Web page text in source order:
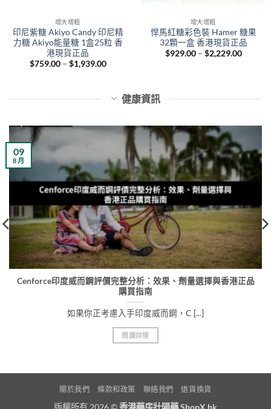
增大增粗
印尼紫糖 Akiyo Candy 印尼精
力糖 Akiyo能量糖 1盒25粒 香
港現貨正品
$759.00 – $1,939.00Price
$1,939.00
增大增粗
悍馬紅糖彩色裝 Hamer 糖果
32顆一盒 香港現貨正品
$929.00 – $2,229.00Price
健康資訊
Cenforce印度威而鋼評價完整分析：效果、劑量選擇與香港正品
購買指南
如果你正考慮入手印度威而鋼，C [...]
閱讀詳情
09
8 月
關於我們 條款和政策 聯絡我們 退貨換貨